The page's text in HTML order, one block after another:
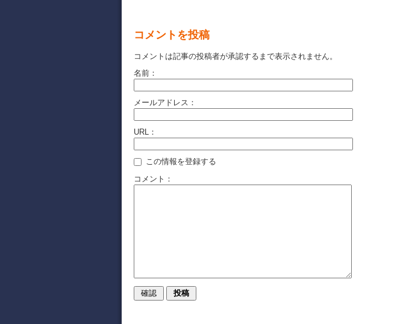
コメントを投稿
コメントは記事の投稿者が承認するまで表示されません。
名前：
メールアドレス：
URL：
この情報を登録する
コメント：